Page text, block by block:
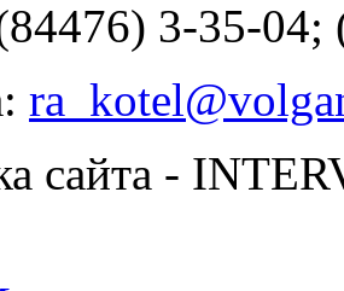
3-35-04;
сайта -